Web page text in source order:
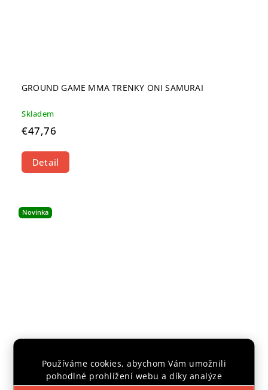
Používáme cookies, abychom Vám umožnili
pohodlné prohlížení webu a díky analýze
GROUND GAME MMA TRENKY ONI SAMURAI
Skladem
€47,76
Detail
Novinka